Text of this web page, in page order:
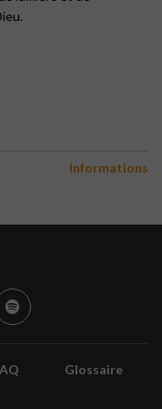
Informations
Glossaire